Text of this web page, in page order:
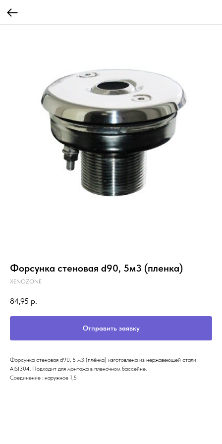
Форсунка стеновая d90, 5м3 (пленка)
XENOZONE
84,95 р.
Отправить заявку
Форсунка стеновая d90, 5 м3 (плёнка) изготовлена из нержавеющей стали
AISI304. Подходит для монтажа в пленочном бассейне.
Соединение : наружное 1,5